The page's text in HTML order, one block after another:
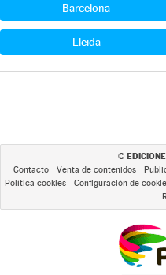
Barcelona
Lleida
©
Contacto Venta de contenidos
Política cookies
Configuración de